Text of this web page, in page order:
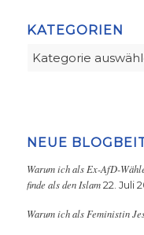
KATEGORIEN
Kategorien
NEUE
Warum ich als Ex-AfD-
finde als den Islam 22. Juli
Warum ich als Feministin